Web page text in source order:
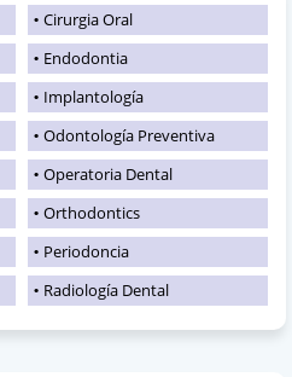
Cirurgia Oral
Endodontia
Implantología
Odontología Preventiva
Operatoria Dental
Orthodontics
Periodoncia
Radiología Dental